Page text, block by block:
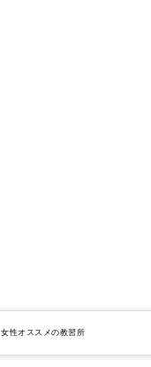
女性オススメの教習所